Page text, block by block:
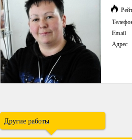
Email
Адрес
Другие работы